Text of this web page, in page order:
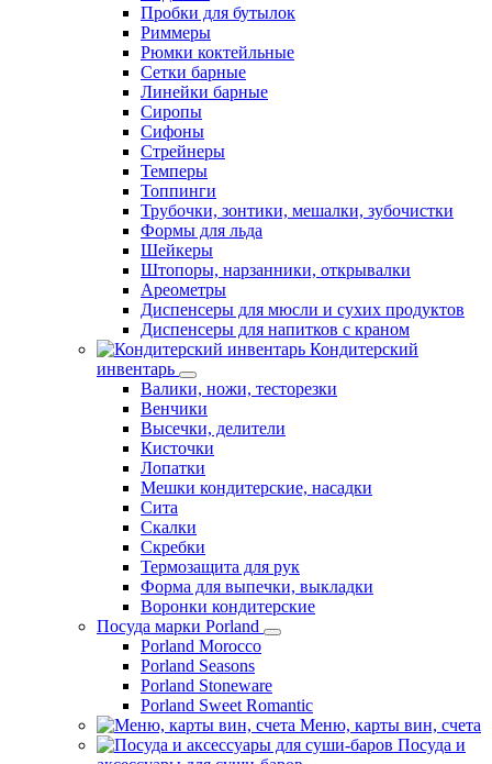
Пробки для бутылок
Риммеры
Рюмки коктейльные
Сетки барные
Линейки барные
Сиропы
Сифоны
Стрейнеры
Темперы
Топпинги
Трубочки, зонтики, мешалки, зубочистки
Формы для льда
Шейкеры
Штопоры, нарзанники, открывалки
Ареометры
Диспенсеры для мюсли и сухих продуктов
Диспенсеры для напитков с краном
Кондитерский
инвентарь
Валики, ножи, тесторезки
Венчики
Высечки, делители
Кисточки
Лопатки
Мешки кондитерские, насадки
Сита
Скалки
Скребки
Термозащита для рук
Форма для выпечки, выкладки
Воронки кондитерские
Посуда марки Porland
Porland Morocco
Porland Seasons
Porland Stoneware
Porland Sweet Romantic
Меню, карты вин, счета
Посуда и